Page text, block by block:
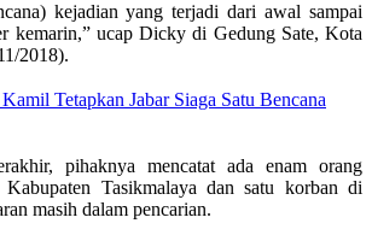
kejadian yang terjadi dari awal sampai
kemarin,” ucap Dicky di Gedung Sate, Kota
2018).
Tetapkan Jabar Siaga Satu Bencana
pihaknya mencatat ada enam orang
Tasikmalaya dan satu korban di
masih dalam pencarian.